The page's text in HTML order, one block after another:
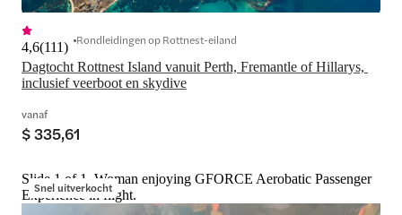
Dagtocht Rottnest Island vanuit Perth, Fremantle of Hillarys,
inclusief veerboot en skydive
4,6(111) Rondleidingen op Rottnest-eiland
vanaf
$ 335,61
Snel uitverkocht
Slide 1 of 1, Woman enjoying GFORCE Aerobatic Passenger
Experience in flight.